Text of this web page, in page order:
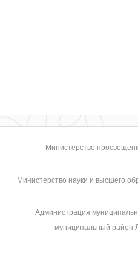
Министерство
Министерство науки и высшего
Администрация
муниципальный район